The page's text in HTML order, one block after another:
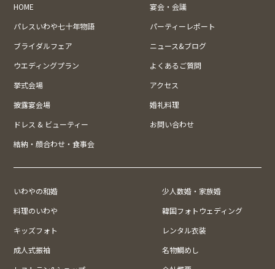
HOME
宴会・会議
パレスいわや七十年物語
パーティーレポート
ブライダルフェア
ニュース&ブログ
ウエディングプラン
よくあるご質問
挙式会場
アクセス
披露宴会場
婚礼料理
ドレス & ビューティー
お問い合わせ
結納・顔合わせ・食事会
いわやの和婚
少人数婚・家族婚
料理のいわや
韓国フォトウェディング
キッズフォト
レンタル衣装
成人式振袖
名物鯛めし